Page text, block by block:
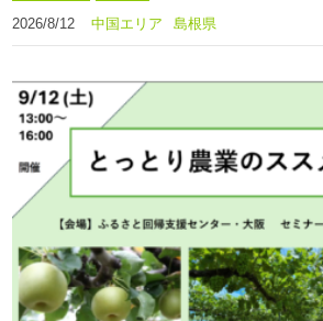
2026/8/12 中国エリア 島根県